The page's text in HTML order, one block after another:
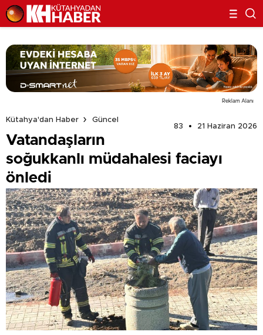
Reklam Alanı
Kütahya'dan Haber
Güncel
83
21 Haziran 2026
Vatandaşların
soğukkanlı müdahalesi faciayı
önledi